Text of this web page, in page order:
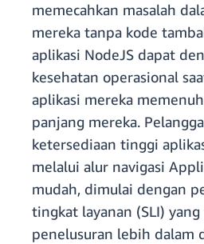
memecahkan masalah
mereka tanpa kode
aplikasi NodeJS dapat
kesehatan operasional
aplikasi mereka
panjang mereka.
ketersediaan tinggi
melalui alur navigasi
mudah, dimulai dengan
tingkat layanan (SLI)
penelusuran lebih dalam